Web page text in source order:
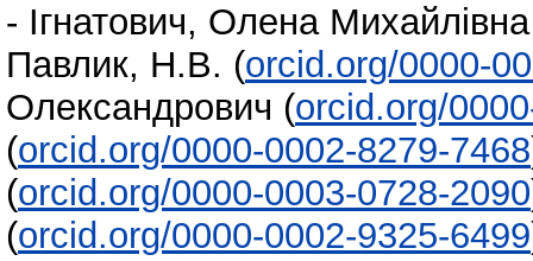
- Ігнатович, Олена Михайлівна
Павлик, Н.В. (orcid.org/0000-
Олександрович (orcid.org/
(orcid.org/0000-0002-8279-7468
(orcid.org/0000-0003-0728-2090
(orcid.org/0000-0002-9325-6499